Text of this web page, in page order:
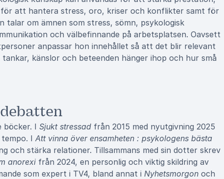
att hantera stress, oro, kriser och konflikter samt för
talar om ämnen som stress, sömn, psykologisk
och välbefinnande på arbetsplatsen. Oavsett
anpassar hon innehållet så att det blir relevant
känslor och beteenden hänger ihop och hur små
böcker. I Sjukt stressad från 2015 med nyutgivning 2025
I Att vinna över ensamheten : psykologens bästa
och stärka relationer. Tillsammans med sin dotter skrev
anorexi från 2024, en personlig och viktig skildring av
som expert i TV4, bland annat i Nyhetsmorgon och